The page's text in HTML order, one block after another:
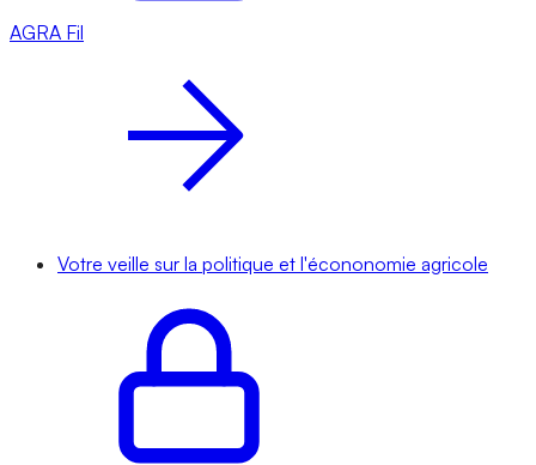
AGRA Fil
Votre veille sur la politique et l'écononomie agricole